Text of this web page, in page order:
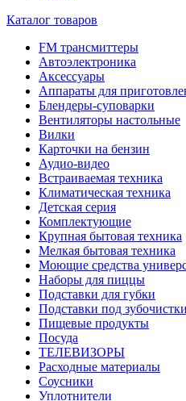
Каталог товаров
FM трансмиттеры
Автоэлектроника
Аксессуары
Аппараты для
Блендеры-суповарки
Вентиляторы настольные
Вилки
Карточки на бензин
Аудио-видео
Встраиваемая техника
Климатическая техника
Детская серия
Комплектующие
Крупная бытовая техника
Мелкая бытовая техника
Моющие средства
Наборы для пиццы
Подставки для губки
Подставки под зубочистки
Пищевые продукты
Посуда
ТЕЛЕВИЗОРЫ
Расходные материалы
Соусники
Уплотнители